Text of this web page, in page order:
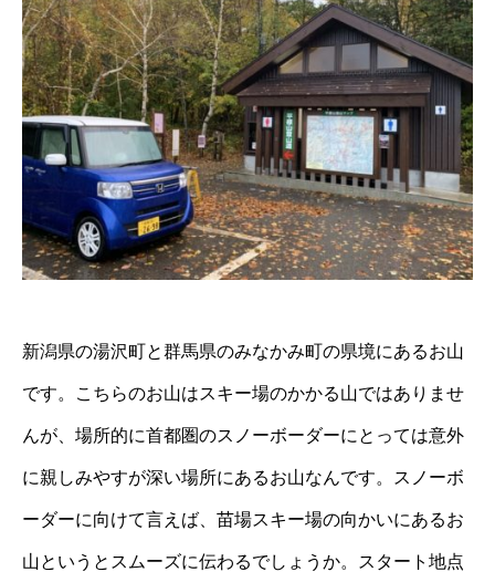
新潟県の湯沢町と群馬県のみなかみ町の県境にあるお山
です。こちらのお山はスキー場のかかる山ではありませ
んが、場所的に首都圏のスノーボーダーにとっては意外
に親しみやすが深い場所にあるお山なんです。スノーボ
ーダーに向けて言えば、苗場スキー場の向かいにあるお
山というとスムーズに伝わるでしょうか。スタート地点